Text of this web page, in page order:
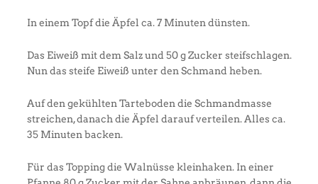
In einem Topf die Äpfel ca. 7 Minuten dünsten.
Das Eiweiß mit dem Salz und 50 g Zucker steifschlagen.
Nun das steife Eiweiß unter den Schmand heben.
Auf den gekühlten Tarteboden die Schmandmasse
streichen, danach die Äpfel darauf verteilen. Alles ca.
35 Minuten backen.
Für das Topping die Walnüsse kleinhaken. In einer